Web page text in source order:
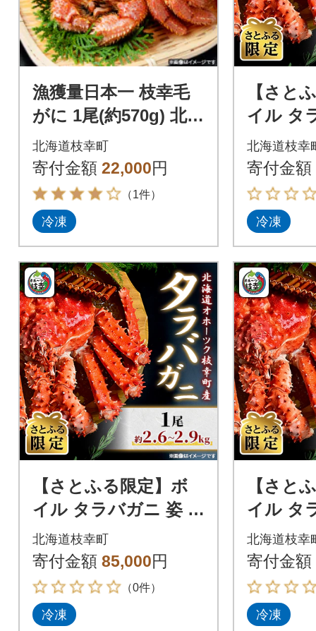
漁獲量日本一 枝幸毛
がに 1尾(約570g) 北海
道枝幸町産
北海道枝幸町
寄付金額 22,000円
（1件）
冷凍
【さと
イル タ
尾 (約
北海道
町産
北海道枝幸
寄付金額
冷凍
【さとふる限定】ボ
イル タラバガニ 姿 1
尾 (約2.6kg～2.9kg)
北海道オホーツク枝幸
町産
北海道枝幸町
寄付金額 85,000円
（0件）
冷凍
【さと
イル タ
尾 (約
北海道
町産
北海道枝幸
寄付金額
冷凍